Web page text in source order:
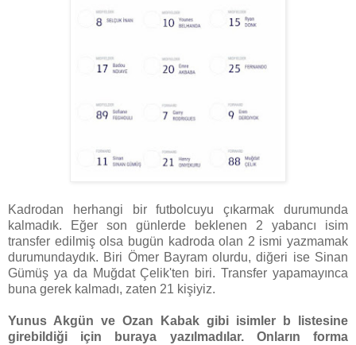
Kadrodan herhangi bir futbolcuyu çıkarmak durumunda
kalmadık. Eğer son günlerde beklenen 2 yabancı isim
transfer edilmiş olsa bugün kadroda olan 2 ismi yazmamak
durumundaydık. Biri Ömer Bayram olurdu, diğeri ise Sinan
Gümüş ya da Muğdat Çelik'ten biri. Transfer yapamayınca
buna gerek kalmadı, zaten 21 kişiyiz.
Yunus Akgün ve Ozan Kabak gibi isimler b listesine
girebildiği için buraya yazılmadılar. Onların forma